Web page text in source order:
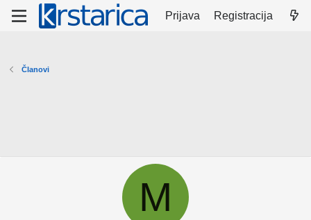
Prijava Registracija
Članovi
M